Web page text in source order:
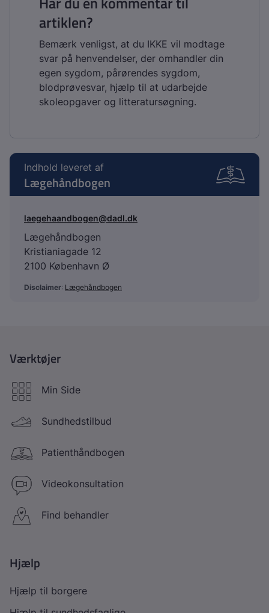
artiklen?
Bemærk venligst, at du IKKE vil modtage
svar på henvendelser, der omhandler din
egen sygdom, pårørendes sygdom,
blodprøvesvar, hjælp til at udarbejde
skoleopgaver og litteratursøgning.
Indhold leveret af
Lægehåndbogen
laegehaandbogen@dadl.dk
Lægehåndbogen
Kristianiagade 12
2100 København Ø
Disclaimer: Lægehåndbogen